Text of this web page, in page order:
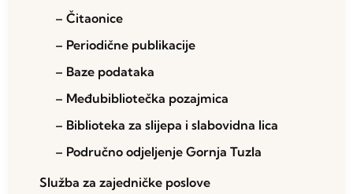
– Čitaonice
– Periodične publikacije
– Baze podataka
– Međubibliotečka pozajmica
– Biblioteka za slijepa i slabovidna lica
– Područno odjeljenje Gornja Tuzla
Služba za zajedničke poslove